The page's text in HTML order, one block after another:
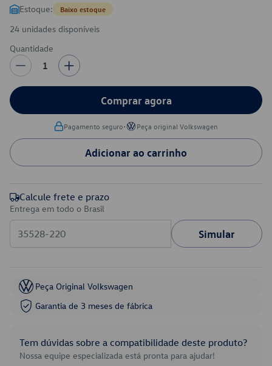
Estoque: Baixo estoque
24 unidades disponíveis
Quantidade
1
Comprar agora
Pagamento seguro• Peça original Volkswagen
Adicionar ao carrinho
Calcule frete e prazo
Entrega em todo o Brasil
Simular
Peça Original Volkswagen
Garantia de 3 meses de fábrica
Tem dúvidas sobre a compatibilidade deste produto?
Nossa equipe especializada está pronta para ajudar!